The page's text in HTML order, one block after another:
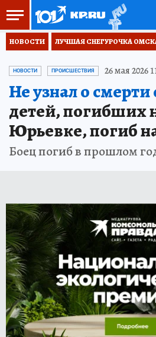
НОВОСТИ ЛУЧШАЯ СНЕГУРОЧКА
НОВОСТИ ПРОИСШЕСТВИЯ 26 мая 2026
Не узнал о смерти
детей, погибших
Юрьевке, погиб
Боец погиб в прошлом